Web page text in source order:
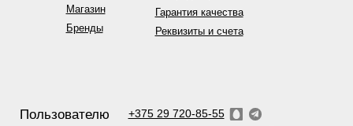
Магазин
Бренды
Гарантия качества
Реквизиты и счета
Пользователю
+375 29 720-85-55